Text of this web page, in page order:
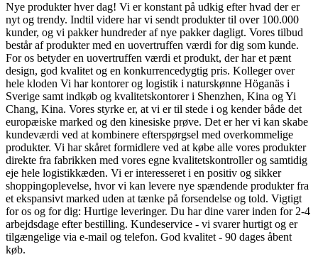
Nye produkter hver dag! Vi er konstant på udkig efter hvad der er
nyt og trendy. Indtil videre har vi sendt produkter til over 100.000
kunder, og vi pakker hundreder af nye pakker dagligt. Vores tilbud
består af produkter med en uovertruffen værdi for dig som kunde.
For os betyder en uovertruffen værdi et produkt, der har et pænt
design, god kvalitet og en konkurrencedygtig pris. Kolleger over
hele kloden Vi har kontorer og logistik i naturskønne Höganäs i
Sverige samt indkøb og kvalitetskontorer i Shenzhen, Kina og Yi
Chang, Kina. Vores styrke er, at vi er til stede i og kender både det
europæiske marked og den kinesiske prøve. Det er her vi kan skabe
kundeværdi ved at kombinere efterspørgsel med overkommelige
produkter. Vi har skåret formidlere ved at købe alle vores produkter
direkte fra fabrikken med vores egne kvalitetskontroller og samtidig
eje hele logistikkæden. Vi er interesseret i en positiv og sikker
shoppingoplevelse, hvor vi kan levere nye spændende produkter fra
et ekspansivt marked uden at tænke på forsendelse og told. Vigtigt
for os og for dig: Hurtige leveringer. Du har dine varer inden for 2-4
arbejdsdage efter bestilling. Kundeservice - vi svarer hurtigt og er
tilgængelige via e-mail og telefon. God kvalitet - 90 dages åbent
køb.